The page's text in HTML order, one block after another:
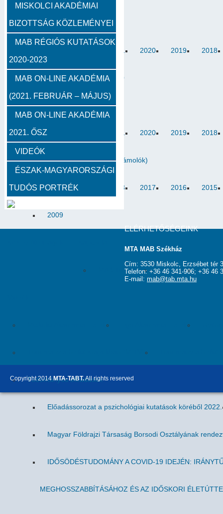
Alapítvány
2020 2019 2018
2012 2011 2010
Közgyűlések
2020 2019 2018
Határon túli kapcsolatok (beszámolók)
2020 2018 2017 2016 2015
2009
MAB Titkárság Elnökség
Tudományos előadások
Előadássorozat a pszichológiai kutatások köréből 2022.
Magyar Földrajzi Társaság Borsodi Osztályának
IDŐSÖDÉSTUDOMÁNY A COVID-19 IDEJÉN:
MEGHOSSZABBÍTÁSÁHOZ ÉS AZ IDŐSKORI
MISKOLCI AKADÉMIAI
BIZOTTSÁG KÖZLEMÉNYEI
MAB RÉGIÓS KUTATÁSOK
2020-2023
MAB ON-LINE AKADÉMIA
(2021. FEBRUÁR – MÁJUS)
MAB ON-LINE AKADÉMIA
2021. ŐSZ
VIDEÓK
ÉSZAK-MAGYARORSZÁGI
TUDÓS PORTRÉK
ELÉRHETŐSÉGEINK
MTA MAB Székház
Cím: 3530 Miskolc, Erzsébet tér
Telefon: +36 46 341-906; +36 46
E-mail: mab@tab.mta.hu
Copyright 2014 MTA-TABT.All rights reserved